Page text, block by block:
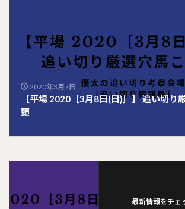
2020年3月7日
【平場 2020［3月8日(日)］】 追い切り
頭
最新情報をチェ